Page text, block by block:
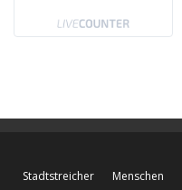
Stadtstreicher Menschen